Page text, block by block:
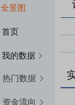
全景图
首页
我的数据
热门数据
资金流向